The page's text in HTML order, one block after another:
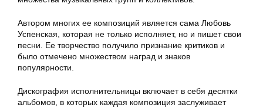
Автором многих ее композиций является сама Любовь
Успенская, которая не только исполняет, но и пишет свои
песни. Ее творчество получило признание критиков и
было отмечено множеством наград и знаков
популярности.
Дискография исполнительницы включает в себя десятки
альбомов, в которых каждая композиция заслуживает